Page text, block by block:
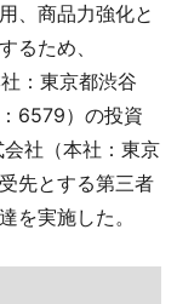
、商品力強化と
るため、
：東京都渋谷
6579）の投資
社（本社：東京
先とする第三者
を実施した。